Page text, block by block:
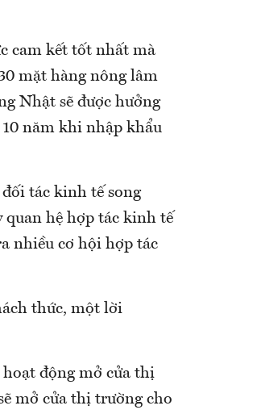
cam kết tốt nhất mà
mặt hàng nông lâm
Nhật sẽ được hưởng
năm khi nhập khẩu
tác kinh tế song
quan hệ hợp tác kinh tế
nhiều cơ hội hợp tác
thức, một lời
động mở cửa thị
mở cửa thị trường cho